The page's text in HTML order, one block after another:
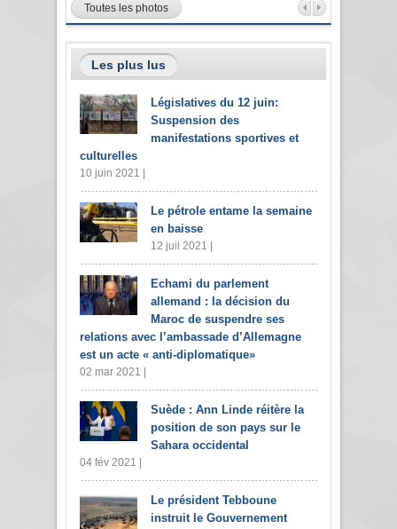
Toutes les photos
Les plus lus
Législatives du 12 juin:
Suspension des
manifestations sportives et
culturelles
10 juin 2021 |
Le pétrole entame la semaine
en baisse
12 juil 2021 |
Echami du parlement
allemand : la décision du
Maroc de suspendre ses
relations avec l’ambassade d’Allemagne
est un acte « anti-diplomatique»
02 mar 2021 |
Suède : Ann Linde réitère la
position de son pays sur le
Sahara occidental
04 fév 2021 |
Le président Tebboune
instruit le Gouvernement